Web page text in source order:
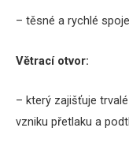
– těsné a rychlé
Větrací otvor:
– který zajišťuje
vzniku přetlaku a